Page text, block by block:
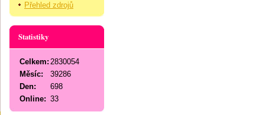
Přehled zdrojů
Statistiky
Online: 33
Celkem: 2830054
Měsíc:
39286
Den:
698